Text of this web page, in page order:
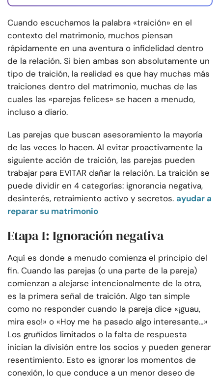
Cuando escuchamos la palabra «traición» en el
contexto del matrimonio, muchos piensan
rápidamente en una aventura o infidelidad dentro
de la relación. Si bien ambas son absolutamente un
tipo de traición, la realidad es que hay muchas más
traiciones dentro del matrimonio, muchas de las
cuales las «parejas felices» se hacen a menudo,
incluso a diario.
Las parejas que buscan asesoramiento la mayoría
de las veces lo hacen. Al evitar proactivamente la
siguiente acción de traición, las parejas pueden
trabajar para EVITAR dañar la relación. La traición se
puede dividir en 4 categorías: ignorancia negativa,
desinterés, retraimiento activo y secretos. ayudar a
reparar su matrimonio
Etapa 1: Ignoración negativa
Aquí es donde a menudo comienza el principio del
fin. Cuando las parejas (o una parte de la pareja)
comienzan a alejarse intencionalmente de la otra,
es la primera señal de traición. Algo tan simple
como no responder cuando la pareja dice «¡guau,
mira eso!» o «Hoy me ha pasado algo interesante…»
Los gruñidos limitados o la falta de respuesta
inician la división entre los socios y pueden generar
resentimiento. Esto es ignorar los momentos de
conexión, lo que conduce a un menor deseo de